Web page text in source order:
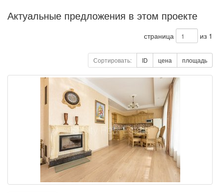
Актуальные предложения в этом проекте
страница из 1
Сортировать: ID цена площадь